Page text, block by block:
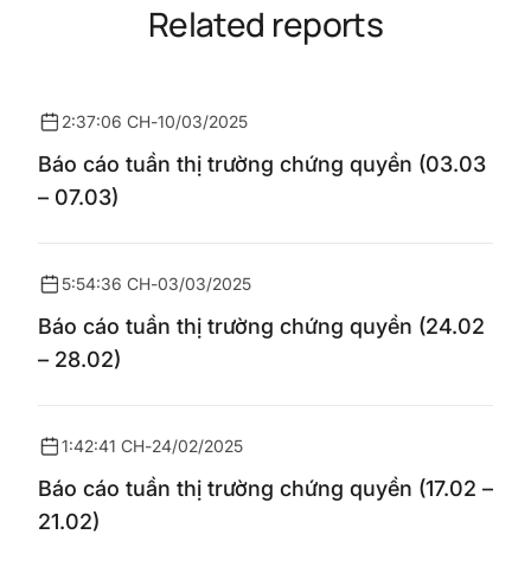
Related reports
2:37:06 CH-10/03/2025
Báo cáo tuần thị trường chứng quyền (03.03
– 07.03)
5:54:36 CH-03/03/2025
Báo cáo tuần thị trường chứng quyền (24.02
– 28.02)
1:42:41 CH-24/02/2025
Báo cáo tuần thị trường chứng quyền (17.02 –
21.02)